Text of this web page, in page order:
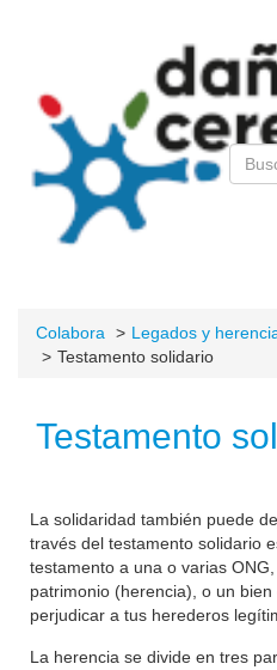
Colabora
Legados y
Testamento solidario
Testamento
La solidaridad también puede
través del testamento solidario
testamento a una o varias
patrimonio (herencia), o un
perjudicar a tus herederos
La herencia se divide en tres